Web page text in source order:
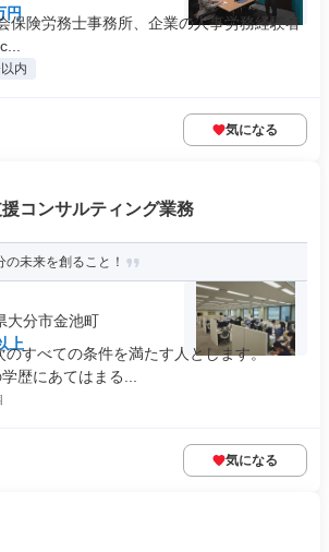
円
保険労務士事務所、企業の人事労務経験者
内
気になる
コンサルティング業務
未来を創ること！
大分市金池町
上
のすべての条件を満たす人とします。
歴にあてはまる...
気になる